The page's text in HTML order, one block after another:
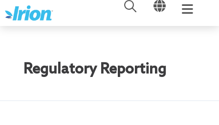
al
contenuto
APRI APRI
Regulatory Reporting
Cerca: